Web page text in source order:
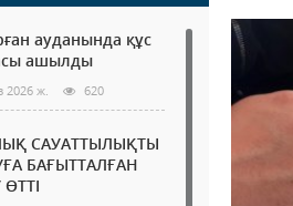
ауданында құс
ашылды
2026 ж. 620
САУАТТЫЛЫҚТЫ
БАҒЫТТАЛҒАН